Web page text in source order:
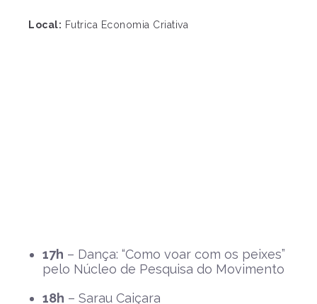
Local: Futrica Economia Criativa
17h – Dança: “Como voar com os peixes”
pelo Núcleo de Pesquisa do Movimento
18h – Sarau Caiçara